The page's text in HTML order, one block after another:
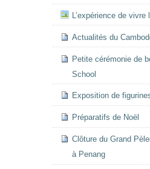
L’expérience de
Actualités du
Petite cérémonie de
School
Exposition de
Préparatifs de Noël
Clôture du Grand
à Penang